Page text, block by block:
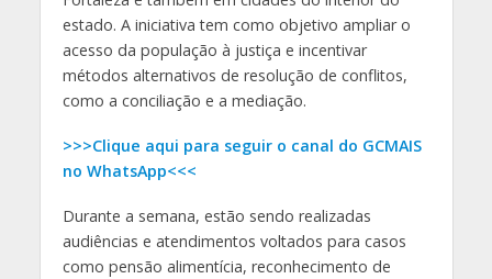
estado. A iniciativa tem como objetivo ampliar o
acesso da população à justiça e incentivar
métodos alternativos de resolução de conflitos,
como a conciliação e a mediação.
>>>Clique aqui para seguir o canal do GCMAIS
no WhatsApp<<<
Durante a semana, estão sendo realizadas
audiências e atendimentos voltados para casos
como pensão alimentícia, reconhecimento de